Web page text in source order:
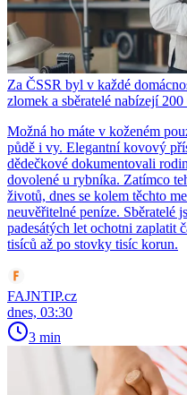
Za ČSSR byl v každé
zlomek a sběratelé nabízejí
Možná ho máte v koženém
půdě i vy. Elegantní kovový
dědečkové dokumentovali
dovolené u rybníka. Zatímco
životů, dnes se kolem těchto
neuvěřitelné peníze. Sběratelé
padesátých let ochotni zaplatit
tisíců až po stovky tisíc korun.
FAJNTIP.cz
dnes, 03:30
3 min